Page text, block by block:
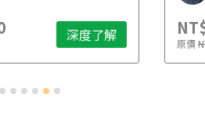
深度了解 原價